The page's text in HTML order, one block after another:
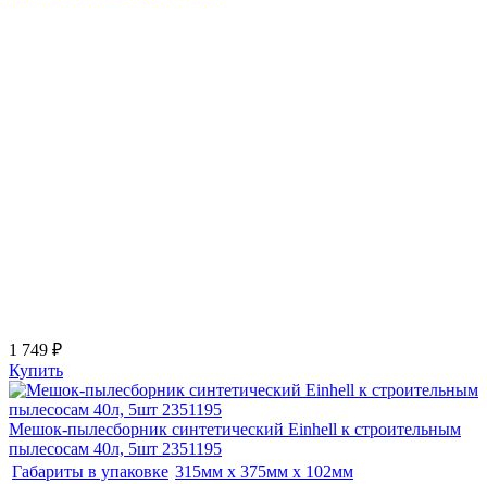
1 749 ₽
Купить
Мешок-пылесборник синтетический Einhell к строительным
пылесосам 40л, 5шт 2351195
Габариты в упаковке 315мм x 375мм x 102мм